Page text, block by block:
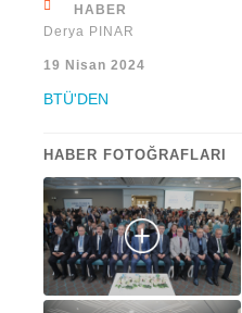
HABER
Derya PINAR
19 Nisan 2024
BTÜ'DEN
HABER FOTOĞRAFLARI